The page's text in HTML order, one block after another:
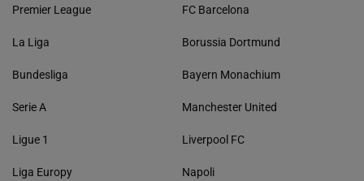
Premier League
La Liga
Bundesliga
Serie A
Ligue 1
Liga Europy
FC Barcelona
Borussia Dortmund
Bayern Monachium
Manchester United
Liverpool FC
Napoli